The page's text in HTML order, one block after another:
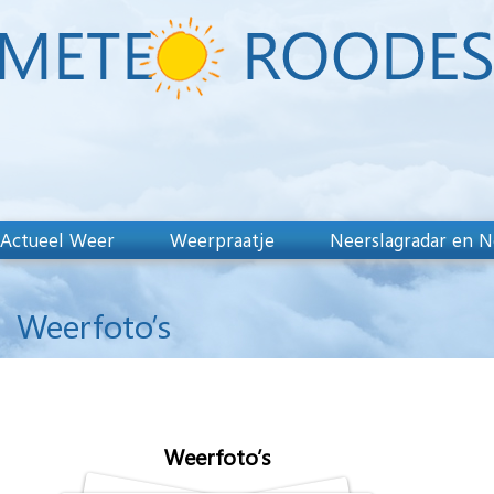
Actueel Weer Weerpraatje Neerslagradar en
Weerfoto’s
Weerfoto’s